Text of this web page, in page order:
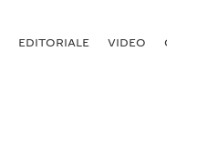
EDITORIALE VIDEO